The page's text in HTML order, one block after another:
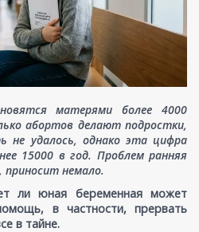
матерями более 4000
абортов делают подростки,
не удалось, однако эта цифра
15000 в год. Проблем ранняя
приносит немало.
ли юная беременная может
в частности, прервать
в тайне.